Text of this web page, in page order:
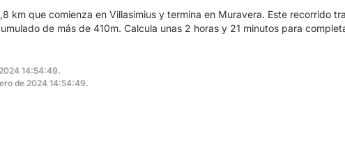
km que comienza en Villasimius y termina en Muravera. Este recorrido
de más de 410m. Calcula unas 2 horas y 21 minutos para
14:54:49.
de 2024 14:54:49.